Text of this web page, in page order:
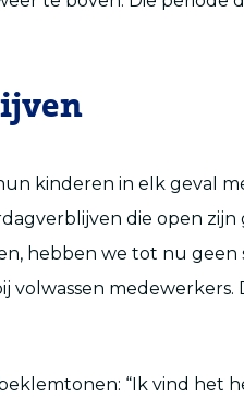
kinderen in elk geval
die open
hebben we tot nu geen
medewerkers.
“Ik vind het